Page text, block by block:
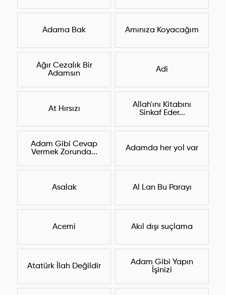
Adama Bak Amınıza Koyacağım
Ağır Cezalık Bir
Adamsın
Adi
At Hırsızı
Allah'ını Kitabını
Sinkaf Eder...
Adam Gibi Cevap
Vermek Zorunda...
Adamda her yol var
Asalak Al Lan Bu Parayı
Acemi Akıl dışı suçlama
Atatürk İlah Değildir
Adam Gibi Yapın
İşinizi